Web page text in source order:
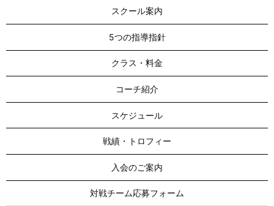
スクール案内
5つの指導指針
クラス・料金
コーチ紹介
スケジュール
戦績・トロフィー
入会のご案内
対戦チーム応募フォーム